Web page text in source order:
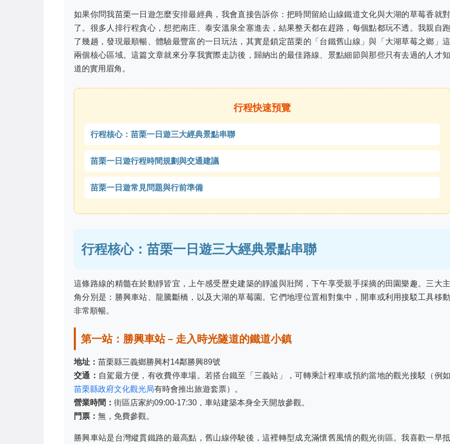
如果你問我苗栗一日遊怎麼安排最經典，我會直接告訴你：把時間留給山線鐵道文化與大湖的草莓香就對
了。很多人排行程貪心，想把南庄、泰安溫泉全塞進去，結果整天都在趕路，每個點都玩不透。我親自跑
了幾趟，發現最順暢、體驗最豐富的一日玩法，其實是鎖定苗栗的「台鐵舊山線」與「大湖草莓之鄉」這
兩個核心區域。這篇文章就來分享我實際走訪後，歸納出的最佳路線、景點細節與那些只有去過的人才知
道的實用眉角。
行程快速預覽
行程核心：苗栗一日遊三大經典景點串聯
苗栗一日遊行程時間規劃與交通建議
苗栗一日遊常見問題與行前準備
行程核心：苗栗一日遊三大經典景點串聯
這條路線的精髓在於動靜皆宜，上午感受歷史建築的靜謐與壯闊，下午享受親手採摘的田園樂趣。三大主
角分別是：勝興車站、龍騰斷橋，以及大湖的草莓園。它們地理位置相對集中，開車或利用接駁工具移動
非常順暢。
第一站：勝興車站 – 走入時光隧道的鐵道小鎮
地址： 苗栗縣三義鄉勝興村14鄰勝興89號
交通： 自駕最方便，有收費停車場。若搭台鐵至「三義站」，可轉乘計程車或預約當地的觀光接駁（例如
苗栗縣政府文化觀光局有時會推出旅遊套票）。
營業時間： 街區店家約09:00-17:30，車站建築本身全天開放參觀。
門票： 無，免費參觀。
勝興車站是台灣縱貫鐵路的最高點，舊山線停駛後，這裡轉型成充滿懷舊風情的觀光街區。我喜歡一早抵